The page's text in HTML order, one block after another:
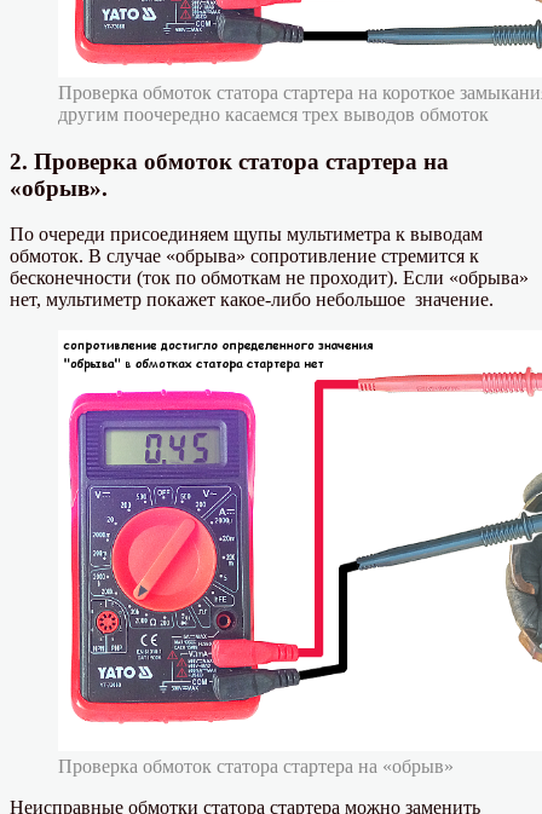
Проверка обмоток статора стартера на короткое
другим поочередно касаемся трех выводов обмоток
2. Проверка обмоток статора стартера на
«обрыв».
По очереди присоединяем щупы мультиметра к выводам
обмоток. В случае «обрыва» сопротивление стремится к
бесконечности (ток по обмоткам не проходит). Если «обрыва»
нет, мультиметр покажет какое-либо небольшое значение.
Проверка обмоток статора стартера на «обрыв»
Неисправные обмотки статора стартера можно заменить